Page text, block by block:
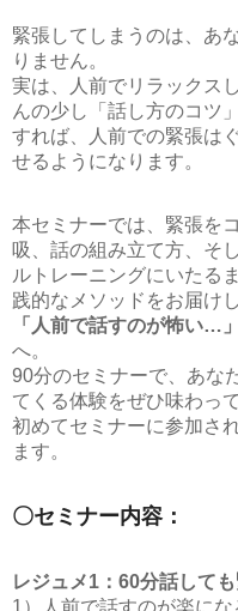
緊張してしまうのは、あ
りません。
実は、人前でリラックス
んの少し「話し方のコツ
すれば、人前での緊張は
せるようになります。
本セミナーでは、緊張を
吸、話の組み立て方、そ
ルトレーニングにいたる
践的なメソッドをお届けし
「人前で話すのが怖い…」
へ。
90分のセミナーで、あな
てくる体験をぜひ味わっ
初めてセミナーに参加さ
ます。
〇セミナー内容：
レジュメ1：60分話して
1）人前で話すのが楽にな